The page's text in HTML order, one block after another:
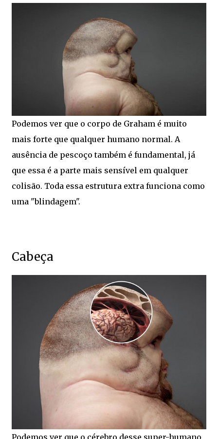
Podemos ver que o corpo de Graham é muito
mais forte que qualquer humano normal. A
ausência de pescoço também é fundamental, já
que essa é a parte mais sensível em qualquer
colisão. Toda essa estrutura extra funciona como
uma "blindagem".
Cabeça